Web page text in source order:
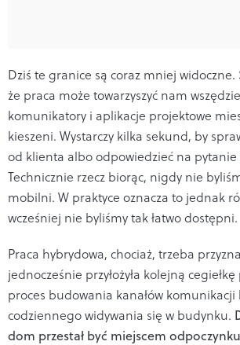
Dziś te granice są coraz mniej widoczne.
że praca może towarzyszyć nam
komunikatory i aplikacje projektowe
kieszeni. Wystarczy kilka sekund, by
od klienta albo odpowiedzieć na pytanie
Technicznie rzecz biorąc, nigdy nie
mobilni. W praktyce oznacza to jednak
wcześniej nie byliśmy tak łatwo dostępni.
Praca hybrydowa, chociaż, trzeba
jednocześnie przyłożyła kolejną
proces budowania kanałów komunikacji
codziennego widywania się w budynku.
dom przestał być miejscem